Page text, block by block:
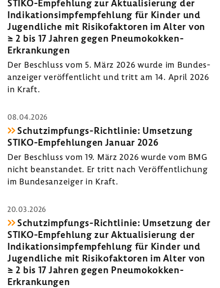
STIKO-​Empfehlung zur Aktua­li­sie­rung der
Indi­ka­ti­ons­impf­emp­feh­lung für Kinder und
Jugend­liche mit Risi­ko­fak­toren im Alter von
≥ 2 bis 17 Jahren gegen Pneumokokken-​
Erkrankungen
Der Beschluss vom 5. März 2026 wurde im Bundes­
an­zeiger veröf­fent­licht und tritt am 14. April 2026
in Kraft.
08.04.2026
Schutzimpfungs-​Richtlinie: Umset­zung
STIKO-​Empfehlungen Januar 2026
Der Beschluss vom 19. März 2026 wurde vom BMG
nicht bean­standet. Er tritt nach Veröf­fent­li­chung
im Bundes­an­zeiger in Kraft.
20.03.2026
Schutzimpfungs-​Richtlinie: Umset­zung der
STIKO-​Empfehlung zur Aktua­li­sie­rung der
Indi­ka­ti­ons­impf­emp­feh­lung für Kinder und
Jugend­liche mit Risi­ko­fak­toren im Alter von
≥ 2 bis 17 Jahren gegen Pneumokokken-​
Erkrankungen